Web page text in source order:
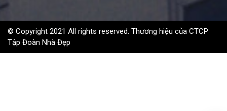
© Copyright 2021 All rights reserved. Thương hiệu của CTCP
Tập Đoàn Nhà Đẹp